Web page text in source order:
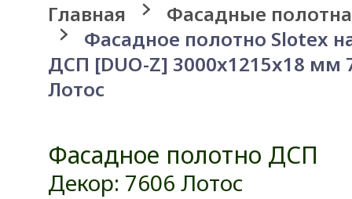
Главная
Фасадные
Фасадное полотно Slotex
ДСП [DUO-Z] 3000x1215x18 мм
Лотос
Фасадное полотно ДСП
Декор: 7606 Лотос